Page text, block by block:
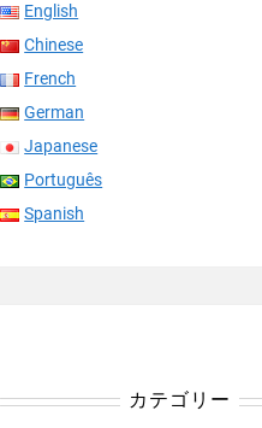
English
Chinese
French
German
Japanese
Português
Spanish
カテゴリー